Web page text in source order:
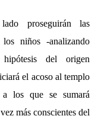
proseguirán las
niños -analizando
del origen
el acoso al templo
a los que se sumará
más conscientes del